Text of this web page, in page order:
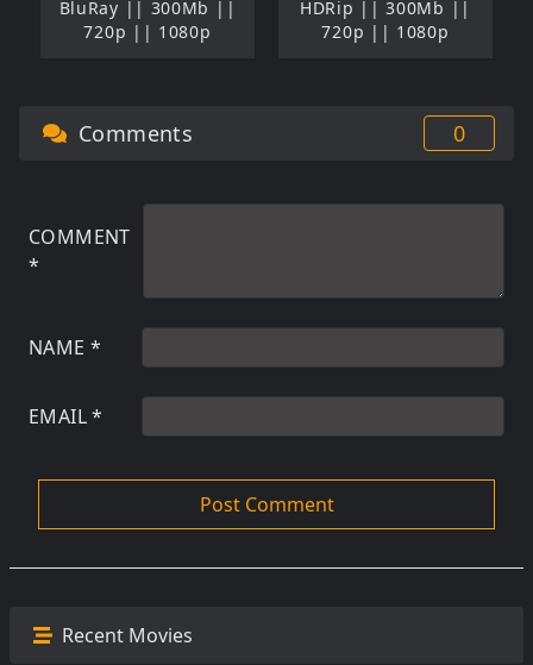
BluRay || 300Mb ||
720p || 1080p
HDRip || 300Mb ||
720p || 1080p
Comments 0
COMMENT
*
NAME *
EMAIL*
Recent Movies